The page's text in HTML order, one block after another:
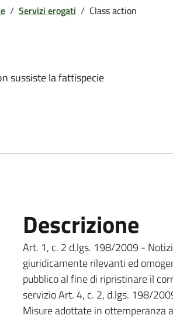
/ Servizi erogati / Class action
sussiste la fattispecie
Descrizione
Art. 1, c. 2 d.lgs. 198/2009 -
giuridicamente rilevanti ed
pubblico al fine di ripristinare il
servizio Art. 4, c. 2, d.lgs. 198/
Misure adottate in ottemperanza